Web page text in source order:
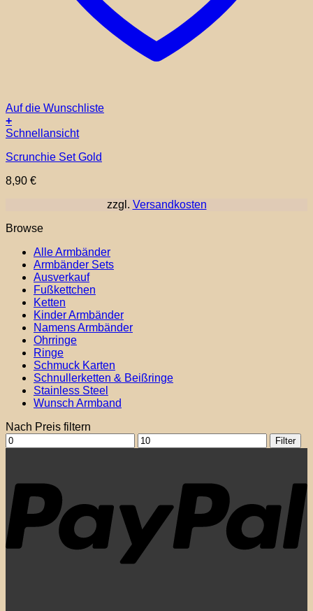
Auf die Wunschliste
+
Schnellansicht
Scrunchie Set Gold
8,90 €
zzgl. Versandkosten
Browse
Alle Armbänder
Armbänder Sets
Ausverkauf
Fußkettchen
Ketten
Kinder Armbänder
Namens Armbänder
Ohrringe
Ringe
Schmuck Karten
Schnullerketten & Beißringe
Stainless Steel
Wunsch Armband
Nach Preis filtern
Min.
Preis
Max.
Preis
Filter